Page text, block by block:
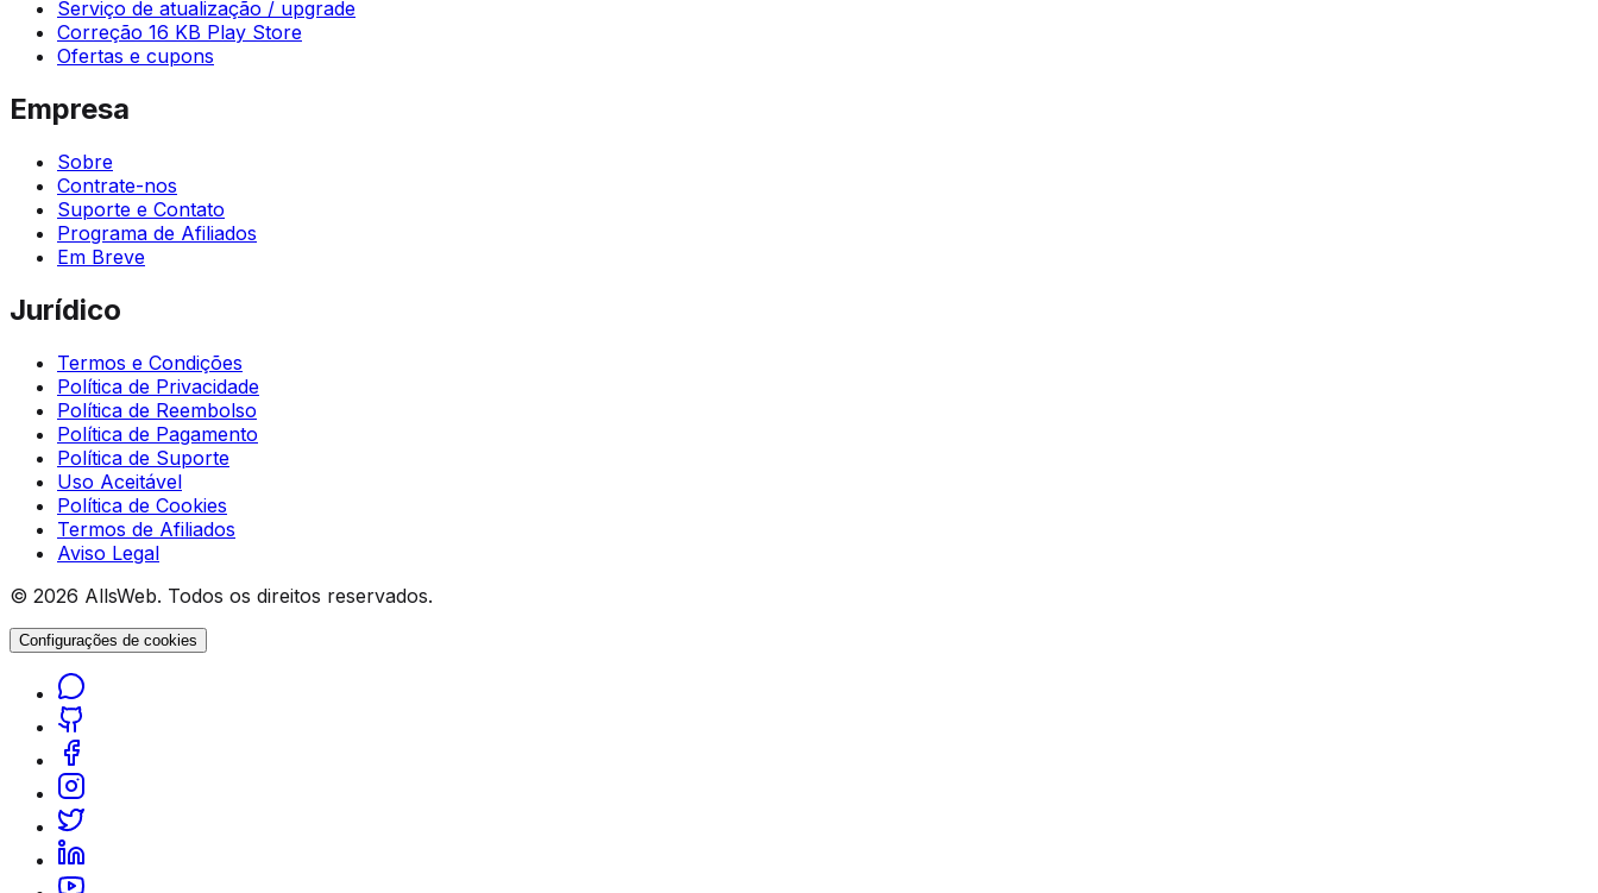
Serviço de atualização / upgrade
Correção 16 KB Play Store
Ofertas e cupons
Empresa
Sobre
Contrate-nos
Suporte e Contato
Programa de Afiliados
Em Breve
Jurídico
Termos e Condições
Política de Privacidade
Política de Reembolso
Política de Pagamento
Política de Suporte
Uso Aceitável
Política de Cookies
Termos de Afiliados
Aviso Legal
© 2026 AllsWeb. Todos os direitos reservados.
Configurações de cookies